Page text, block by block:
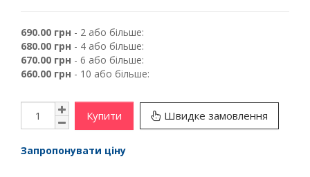
690.00 грн - 2 або більше:
680.00 грн - 4 або більше:
670.00 грн - 6 або більше:
660.00 грн - 10 або більше:
Купити Швидке замовлення
Запропонувати ціну